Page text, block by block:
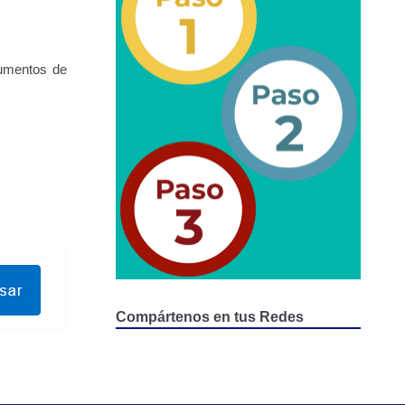
en Estacionamiento de Guarda y Custodia
de
Compártenos en tus Redes